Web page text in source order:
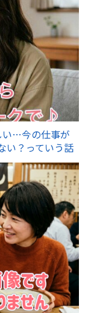
い…今の仕事が
い？っていう話